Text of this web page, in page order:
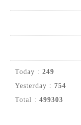
Today : 249
Yesterday : 754
Total : 499303